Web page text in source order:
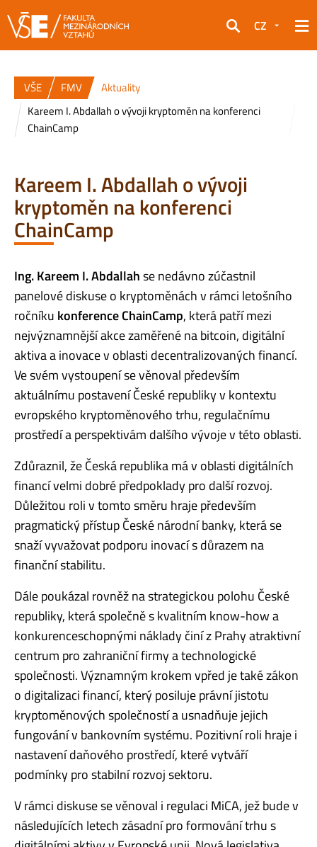
Hledat
CZ
VŠE FMV
Aktuality
Kareem I. Abdallah o vývoji kryptoměn na konferenci
ChainCamp
Kareem I. Abdallah o vývoji
kryptoměn na konferenci
ChainCamp
Ing. Kareem I. Abdallahse nedávno zúčastnil
panelové diskuse o kryptoměnách v rámci letošního
ročníku konference ChainCamp, která patří mezi
nejvýznamnější akce zaměřené na bitcoin, digitální
aktiva a inovace v oblasti decentralizovaných financí.
Ve svém vystoupení se věnoval především
aktuálnímu postavení České republiky v kontextu
evropského kryptoměnového trhu, regulačnímu
prostředí a perspektivám dalšího vývoje v této oblasti.
Zdůraznil, že Česká republika má v oblasti digitálních
financí velmi dobré předpoklady pro další rozvoj.
Důležitou roli v tomto směru hraje především
pragmatický přístup České národní banky, která se
snaží vyvažovat podporu inovací s důrazem na
finanční stabilitu.
Dále poukázal rovněž na strategickou polohu České
republiky, která společně s kvalitním know-how a
konkurenceschopnými náklady činí z Prahy atraktivní
centrum pro zahraniční firmy a technologické
společnosti. Významným krokem vpřed je také zákon
o digitalizaci financí, který posiluje právní jistotu
kryptoměnových společností a usnadňuje jejich
fungování v bankovním systému. Pozitivní roli hraje i
nastavení daňového prostředí, které vytváří
podmínky pro stabilní rozvoj sektoru.
V rámci diskuse se věnoval i regulaci MiCA, jež bude v
následujících letech zásadní pro formování trhu s